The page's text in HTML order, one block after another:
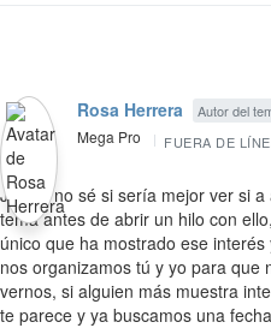
Rosa Herrera Autor del
Mega Pro FUERA DE
Julian, no sé si sería mejor ver si
tema antes de abrir un hilo con
único que ha mostrado ese
nos organizamos tú y yo para que
vernos, si alguien más muestra
te parece y ya buscamos una fecha